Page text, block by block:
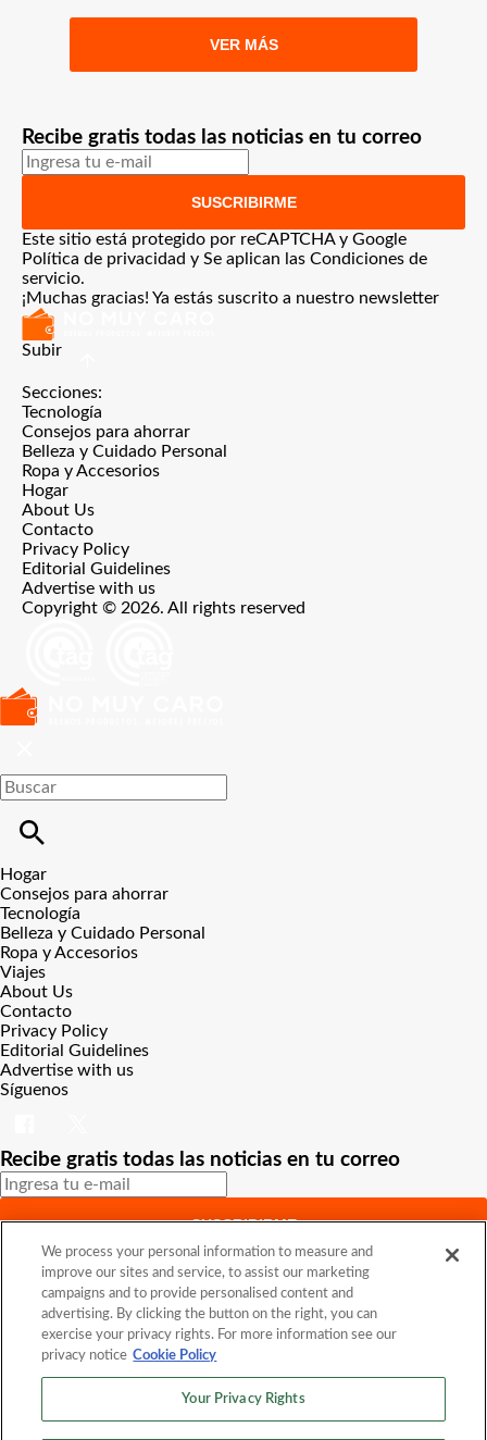
VER MÁS
Recibe gratis todas las noticias en tu correo
SUSCRIBIRME
Este sitio está protegido por reCAPTCHA y Google
Política de privacidad y Se aplican las Condiciones de
servicio.
¡Muchas gracias! Ya estás suscrito a nuestro newsletter
Subir
Secciones:
Tecnología
Consejos para ahorrar
Belleza y Cuidado Personal
Ropa y Accesorios
Hogar
About Us
Contacto
Privacy Policy
Editorial Guidelines
Advertise with us
Copyright © 2026. All rights reserved
Hogar
Consejos para ahorrar
Tecnología
Belleza y Cuidado Personal
Ropa y Accesorios
Viajes
About Us
Contacto
Privacy Policy
Editorial Guidelines
Advertise with us
Síguenos
Recibe gratis todas las noticias en tu correo
SUSCRIBIRME
Este sitio está protegido por reCAPTCHA y Google
Política de
privacidady Se aplican lasCondiciones de servicio
¡Muchas gracias!Ya estás suscrito a nuestro newsletter
Recibe gratis todas las noticias en tu correo
We process your personal information to measure and
improve our sites and service, to assist our marketing
campaigns and to provide personalised content and
advertising. By clicking the button on the right, you can
exercise your privacy rights. For more information see our
privacy notice Cookie Policy
Your Privacy Rights